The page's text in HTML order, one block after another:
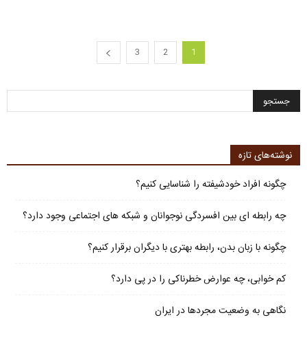
1
2
3
نوشته‌های تازه
چگونه افراد خودشیفته را شناسایی کنیم؟
چه رابطه ای بین افسردگی نوجوانان و شبکه های اجتماعی وجود دارد؟
چگونه با زبان بدن، رابطه بهتری با دیگران برقرار کنیم؟
کم خوابی، چه عوارض خطرناکی را در پی دارد؟
نگاهی به وضعیت مجردها در ایران